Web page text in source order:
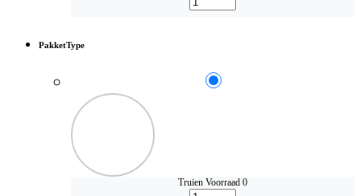
PakketType
Truien Voorraad 0